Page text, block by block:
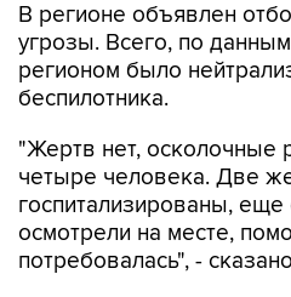
В регионе объявлен
угрозы. Всего, по
регионом было
беспилотника.
"Жертв нет, осколочные
четыре человека. Две
госпитализированы,
осмотрели на месте,
потребовалась", -